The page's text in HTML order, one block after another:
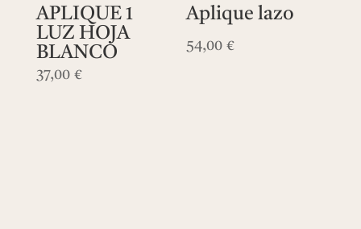
APLIQUE 1
LUZ HOJA
BLANCO
37,00 €
Aplique lazo
54,00€